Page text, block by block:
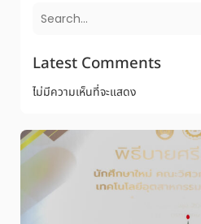
Latest Comments
ไม่มีความเห็นที่จะแสดง